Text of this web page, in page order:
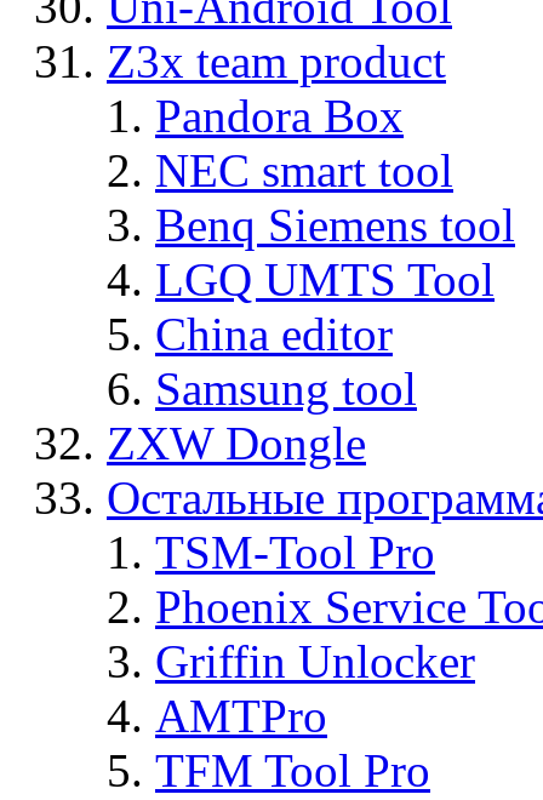
Z3x team product
Pandora Box
NEC smart tool
Benq Siemens tool
LGQ UMTS Tool
China editor
Samsung tool
ZXW Dongle
Остальные
TSM-Tool Pro
Phoenix Service
Griffin Unlocker
AMTPro
TFM Tool Pro